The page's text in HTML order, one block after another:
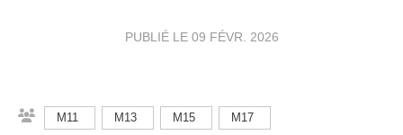
PUBLIÉ LE 09 FÉVR. 2026
M11 M13 M15 M17